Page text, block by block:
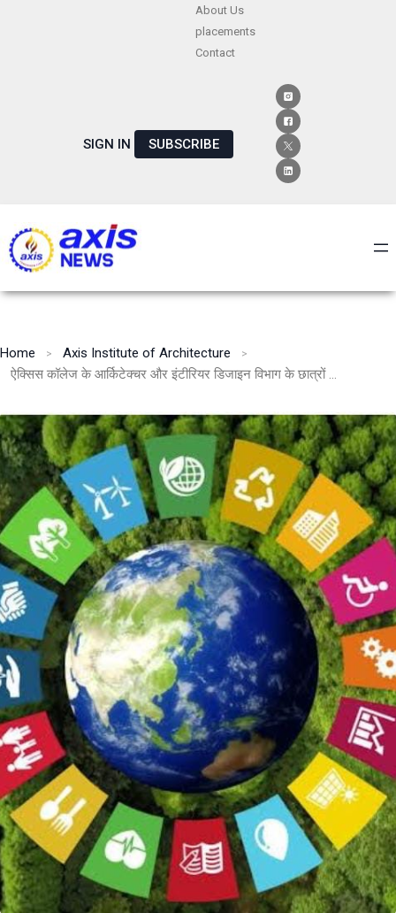
About Us
placements
Contact
SIGN IN SUBSCRIBE
Home
Axis Institute of Architecture
ऐक्सिस कॉलेज के आर्किटेक्चर और इंटीरियर डिजाइन विभाग के छात्रों की उपलब्धि